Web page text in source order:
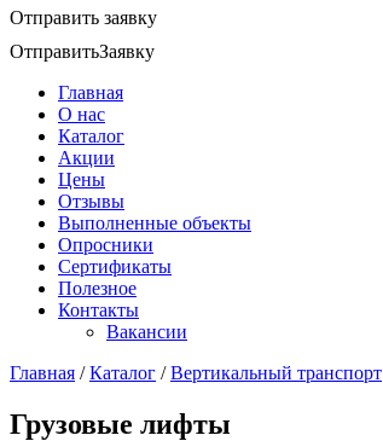
Отправить заявку
ОтправитьЗаявку
Главная
О нас
Каталог
Акции
Цены
Отзывы
Выполненные объекты
Опросники
Сертификаты
Полезное
Контакты
Вакансии
Главная /Каталог /Вертикальный транспорт
Грузовые лифты